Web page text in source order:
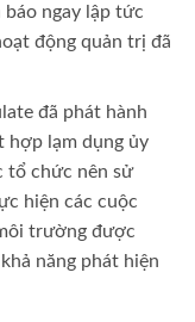
ngay lập tức
động quản trị đã
đã phát hành
hợp lạm dụng ủy
tổ chức nên sử
hiện các cuộc
trường được
năng phát hiện